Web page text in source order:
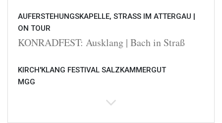
AUFERSTEHUNGSKAPELLE, STRASS IM ATTERGAU |
ON TOUR
KONRADFEST: Ausklang | Bach in Straß
KIRCH'KLANG FESTIVAL SALZKAMMERGUT
MGG